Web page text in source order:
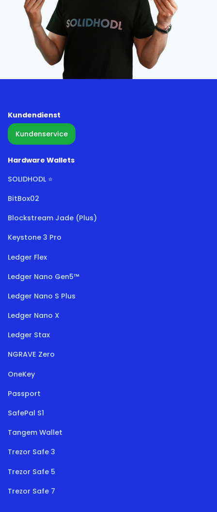
Kundendienst
Kundenservice
Hardware Wallets
SOLIDHODL ⭐
BitBox02
Blockstream Jade (Plus)
Keystone 3 Pro
Ledger Flex
Ledger Nano Gen5™
Ledger Nano S Plus
Ledger Nano X
Ledger Stax
NGRAVE Zero
OneKey
Passport
SafePal S1
Tangem Wallet
Trezor Safe 3
Trezor Safe 5
Trezor Safe 7